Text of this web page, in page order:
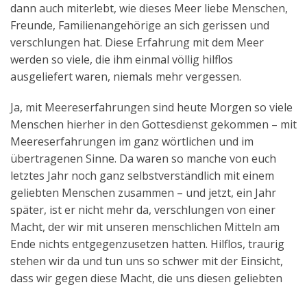
dann auch miterlebt, wie dieses Meer liebe Menschen,
Freunde, Familienangehörige an sich gerissen und
verschlungen hat. Diese Erfahrung mit dem Meer
werden so viele, die ihm einmal völlig hilflos
ausgeliefert waren, niemals mehr vergessen.
Ja, mit Meereserfahrungen sind heute Morgen so viele
Menschen hierher in den Gottesdienst gekommen – mit
Meereserfahrungen im ganz wörtlichen und im
übertragenen Sinne. Da waren so manche von euch
letztes Jahr noch ganz selbstverständlich mit einem
geliebten Menschen zusammen – und jetzt, ein Jahr
später, ist er nicht mehr da, verschlungen von einer
Macht, der wir mit unseren menschlichen Mitteln am
Ende nichts entgegenzusetzen hatten. Hilflos, traurig
stehen wir da und tun uns so schwer mit der Einsicht,
dass wir gegen diese Macht, die uns diesen geliebten